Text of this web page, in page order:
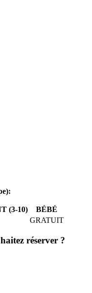
(3-10)
BÉBÉ
GRATUIT
réserver ?